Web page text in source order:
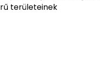
területeinek